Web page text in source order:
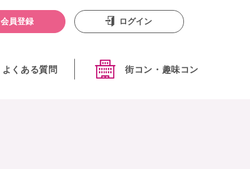
よくある質問 街コン・趣味コン
会員登録 ログイン